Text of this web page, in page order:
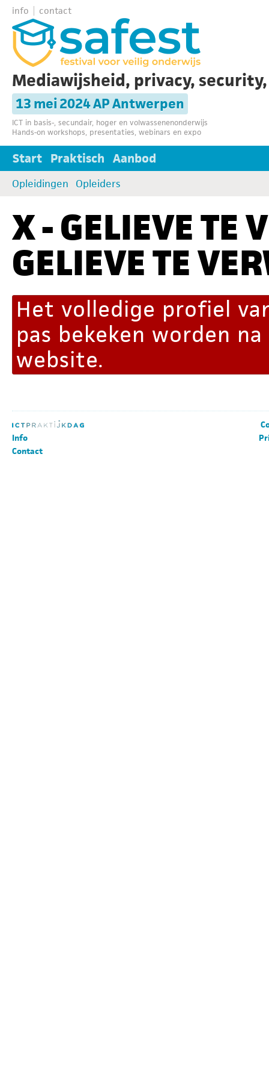
info contact
Mediawijsheid, privacy,
13 mei 2024 AP Antwerpen
ICT in basis-, secundair, hoger en volwassenenonderwijs
Hands-on workshops, presentaties, webinars en expo
Start Praktisch Aanbod
Opleidingen Opleiders
X - GELIEVE TE
GELIEVE TE
Het volledige profiel
pas bekeken worden
website.
Info
Contact